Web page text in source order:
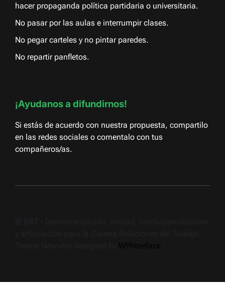
hacer propaganda política partidaria o universitaria.
No pasar por las aulas e interrumpir clases.
No pegar carteles y no pintar paredes.
No repartir panfletos.
¡Ayudanos a difundirnos!
Si estás de acuerdo con nuestra propuesta, compartilo
en las redes sociales o comentalo con tus
compañeros/as.